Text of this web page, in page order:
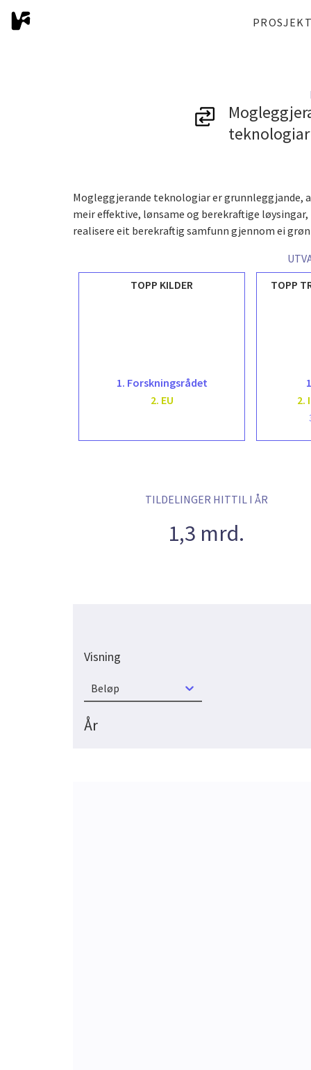
teknologiar
Mogleggjerande teknologiar er
meir effektive, lønsame og berekraftige
realisere eit berekraftig samfunn gjennom ei
TOPP KILDER
1. Forskningsrådet
2. EU
TOPP
2.
TILDELINGER HITTIL I ÅR
1,3 mrd.
Visning
Beløp
År